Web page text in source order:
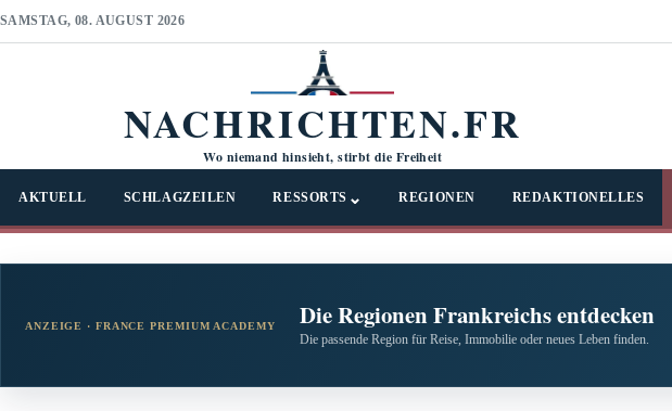
SAMSTAG, 08. AUGUST 2026
NACHRICHTEN.FR
Wo niemand hinsieht, stirbt die Freiheit
AKTUELL SCHLAGZEILEN RESSORTS ⌄ REGIONEN REDAKTIONELLES
ANZEIGE · FRANCE PREMIUM ACADEMY Die Regionen Frankreichs entdecken
Die passende Region für Reise, Immobilie oder neues Leben finden.